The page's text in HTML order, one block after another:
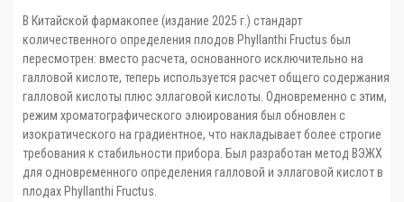
В Китайской фармакопее (издание 2025 г.) стандарт
количественного определения плодов Phyllanthi Fructus был
пересмотрен: вместо расчета, основанного исключительно на
галловой кислоте, теперь используется расчет общего содержания
галловой кислоты плюс эллаговой кислоты. Одновременно с этим,
режим хроматографического элюирования был обновлен с
изократического на градиентное, что накладывает более строгие
требования к стабильности прибора. Был разработан метод ВЭЖХ
для одновременного определения галловой и эллаговой кислот в
плодах Phyllanthi Fructus.